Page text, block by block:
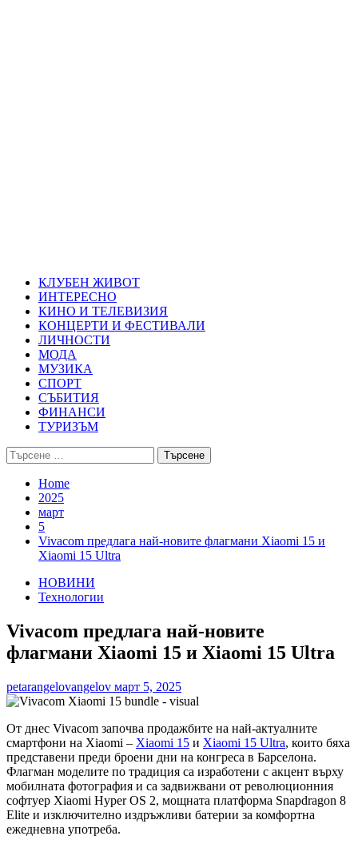
КЛУБЕН ЖИВОТ
ИНТЕРЕСНО
КИНО И ТЕЛЕВИЗИЯ
КОНЦЕРТИ И ФЕСТИВАЛИ
ЛИЧНОСТИ
МОДА
МУЗИКА
СПОРТ
СЪБИТИЯ
ФИНАНСИ
ТУРИЗЪМ
Търсене
за:
Home
2025
март
5
Vivacom предлага най-новите флагмани Xiaomi 15 и
Xiaomi 15 Ultra
НОВИНИ
Технологии
Vivacom предлага най-новите
флагмани Xiaomi 15 и Xiaomi 15 Ultra
petarangelovangelov март 5, 2025
От днес Vivacom започва продажбите на най-актуалните
смартфони на Xiaomi – Xiaomi 15 и Xiaomi 15 Ultra, които бяха
представени преди броени дни на конгреса в Барселона.
Флагман моделите по традиция са изработени с акцент върху
мобилната фотография и са задвижвани от революционния
софтуер Xiaomi Hyper OS 2, мощната платформа Snapdragon 8
Elite и изключително издръжливи батерии за комфортна
ежедневна употреба.